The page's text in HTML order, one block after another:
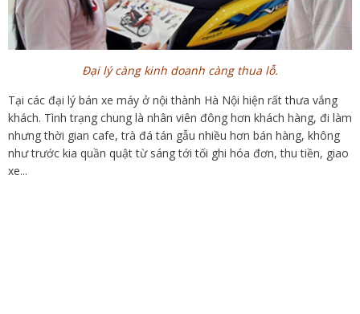
Đại lý càng kinh doanh càng thua lỗ.
Tại các đại lý bán xe máy ở nội thành Hà Nội hiện rất thưa vắng
khách. Tình trạng chung là nhân viên đông hơn khách hàng, đi làm
nhưng thời gian cafe, trà đá tán gẫu nhiều hơn bán hàng, không
như trước kia quần quật từ sáng tới tối ghi hóa đơn, thu tiền, giao
xe...